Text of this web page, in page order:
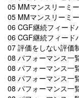
05 MMマンスリーミ
05 MMマンスリーミ
06 CGF継続フィード
06 CGF継続フィード
07 評価をしない評価
08 パフォーマンス一
08 パフォーマンス一
08 パフォーマンス一
08 パフォーマンス一